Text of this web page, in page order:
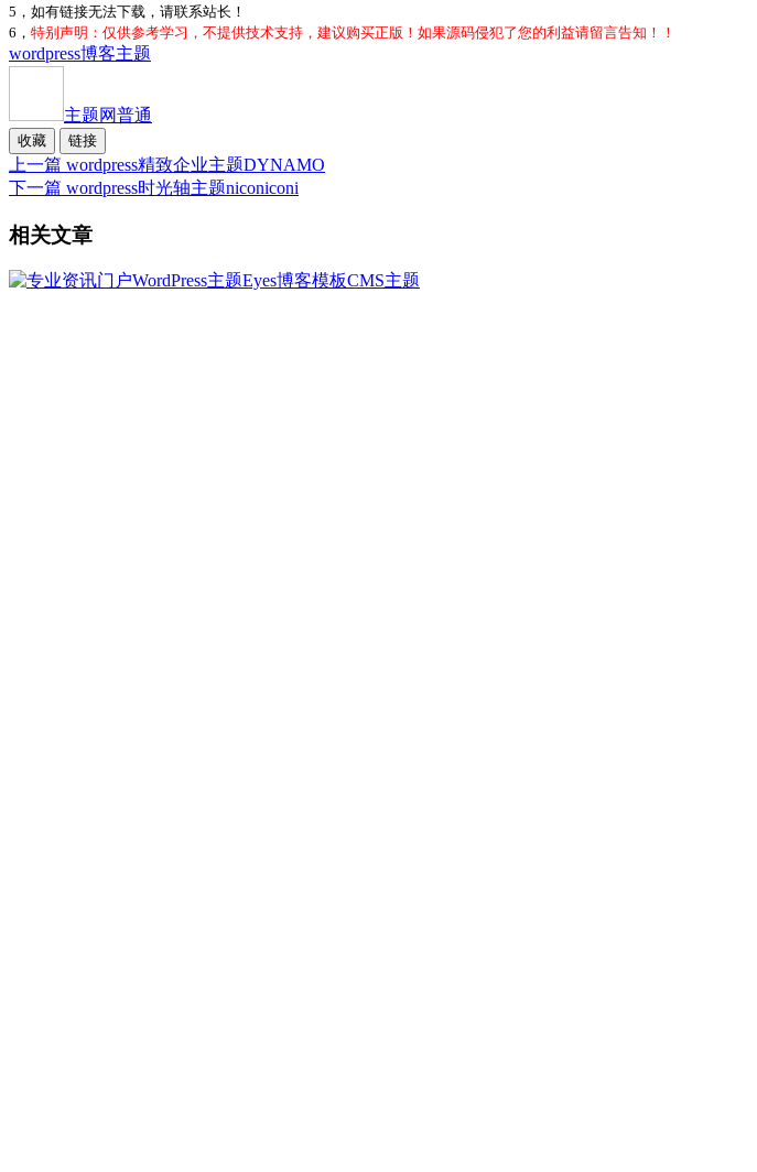
5，如有链接无法下载，请联系站长！
6， 特别声明：仅供参考学习，不提供技术支持，建议购买正版！如果源码侵犯了您的利益请留言告知！！
wordpress博客主题
主题网普通
收藏 链接
上一篇 wordpress精致企业主题DYNAMO
下一篇 wordpress时光轴主题niconiconi
相关文章